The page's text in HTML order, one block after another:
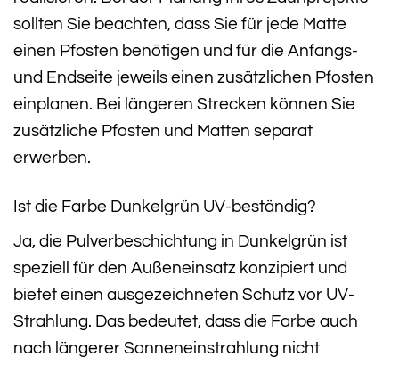
sollten Sie beachten, dass Sie für jede Matte
einen Pfosten benötigen und für die Anfangs-
und Endseite jeweils einen zusätzlichen Pfosten
einplanen. Bei längeren Strecken können Sie
zusätzliche Pfosten und Matten separat
erwerben.
Ist die Farbe Dunkelgrün UV-beständig?
Ja, die Pulverbeschichtung in Dunkelgrün ist
speziell für den Außeneinsatz konzipiert und
bietet einen ausgezeichneten Schutz vor UV-
Strahlung. Das bedeutet, dass die Farbe auch
nach längerer Sonneneinstrahlung nicht